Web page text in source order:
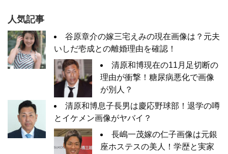
人気記事
谷原章介の嫁三宅えみの現在画像は？元夫
いしだ壱成との離婚理由を確認！
清原和博現在の11月足切断の
理由が衝撃！糖尿病悪化で画像
が別人？
清原和博息子長男は慶応野球部！退学の噂
とイケメン画像がヤバイ？
長嶋一茂嫁の仁子画像は元銀
座ホステスの美人！学歴と実家